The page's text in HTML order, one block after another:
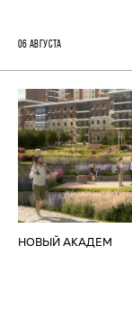
06 АВГУСТА
НОВЫЙ АКАДЕМ